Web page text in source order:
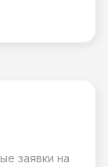
заявки на